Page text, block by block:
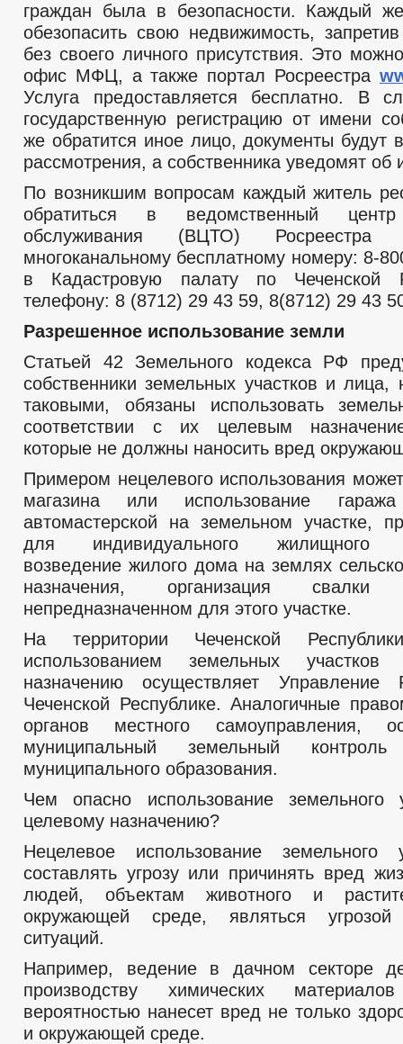
граждан была в безопасности. Каждый
обезопасить свою недвижимость,
без своего личного присутствия. Это
офис МФЦ, а также портал Росреестра
Услуга предоставляется бесплатно. В
государственную регистрацию от имени
же обратится иное лицо, документы будут
рассмотрения, а собственника уведомят об
По возникшим вопросам каждый житель
обратиться в ведомственный центр
обслуживания (ВЦТО)
многоканальному бесплатному номеру: 8-
в Кадастровую палату по Чеченской
телефону: 8 (8712) 29 43 59, 8(8712) 29 43
Разрешенное использование земли
Статьей 42 Земельного кодекса РФ
собственники земельных участков и
таковыми, обязаны использовать
соответствии с их целевым
которые не должны наносить вред
Примером нецелевого использования
магазина или использование
автомастерской на земельном участке,
для индивидуального жилищного
возведение жилого дома на землях
назначения, организация
непредназначенном для этого участке.
На территории Чеченской
использованием земельных
назначению осуществляет Управление
Чеченской Республике. Аналогичные
органов местного самоуправления,
муниципальный земельный
муниципального образования.
Чем опасно использование земельного
целевому назначению?
Нецелевое использование земельного
составлять угрозу или причинять вред
людей, объектам животного и
окружающей среде, являться угрозой
ситуаций.
Например, ведение в дачном секторе
производству химических
вероятностью нанесет вред не только
и окружающей среде.